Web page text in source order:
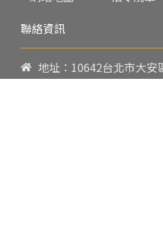
聯絡資訊
地址：10642台北市大安